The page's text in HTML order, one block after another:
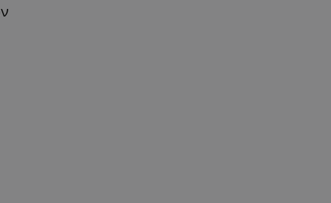
συνεδρίες.
χρησιμοποιείται